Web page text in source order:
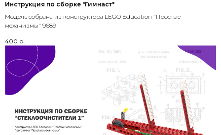
Инструкция по сборке "Гимнаст"
Модель собрана из конструктора LEGO Education "Простые
механизмы" 9689
400 р.